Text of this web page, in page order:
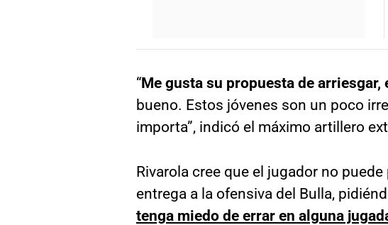
“Me gusta su propuesta de arriesgar,
bueno. Estos jóvenes son un poco
importa”, indicó el máximo artillero
Rivarola cree que el jugador no
entrega a la ofensiva del Bulla,
tenga miedo de errar en alguna